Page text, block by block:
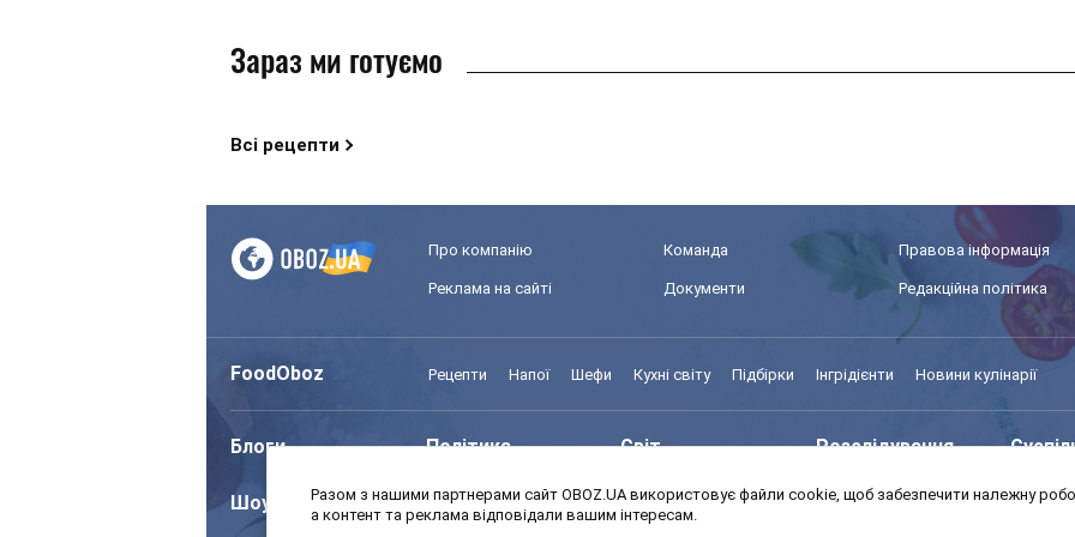
Зараз ми готуємо
Всі рецепти
Про компанію Команда Правова інформація
Реклама на сайті Документи Редакційна політика
FoodOboz Рецепти Напої Шефи Кухні світу Підбірки Інгрідієнти Новини кулінарії
Блоги Політика Світ Розслідування
Шоу Спорт Моя школа Авто
Разом з нашими партнерами сайт OBOZ.UA використовує файли cookie, щоб забезпечити належну
а контент та реклама відповідали вашим інтересам.